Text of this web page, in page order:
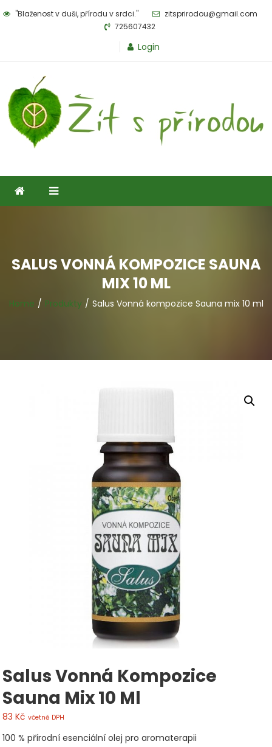
Skip
"Blaženost v duši, přírodu v srdci."
zitsprirodou@gmail.com
725607432
Login
SALUS VONNÁ KOMPOZICE SAUNA
MIX 10 ML
Home Produkty Salus Vonná kompozice Sauna mix 10 ml
Salus Vonná Kompozice
Sauna Mix 10 Ml
83Kč včetně DPH
100 % přírodní esenciální olej pro aromaterapii